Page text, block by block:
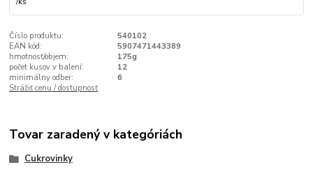
Číslo produktu:
540102
EAN kód:
5907471443389
hmotnosť/objem:
175g
počet kusov v balení:
12
minimálny odber:
6
Strážiť cenu / dostupnosť
Tovar zaradený v kategóriách
Cukrovinky